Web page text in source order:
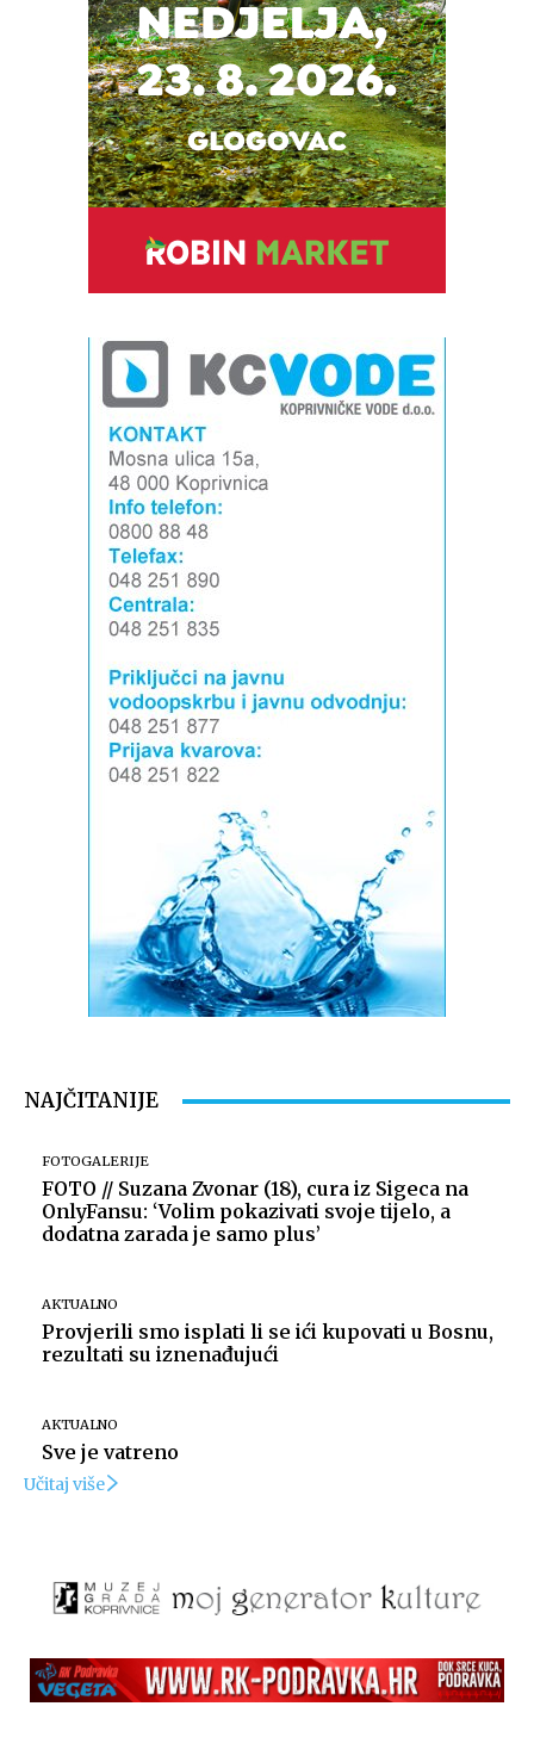
NAJČITANIJE
FOTOGALERIJE
FOTO // Suzana Zvonar (18), cura iz Sigeca na
OnlyFansu: ‘Volim pokazivati svoje tijelo, a
dodatna zarada je samo plus’
AKTUALNO
Provjerili smo isplati li se ići kupovati u Bosnu,
rezultati su iznenađujući
AKTUALNO
Sve je vatreno
Učitaj više